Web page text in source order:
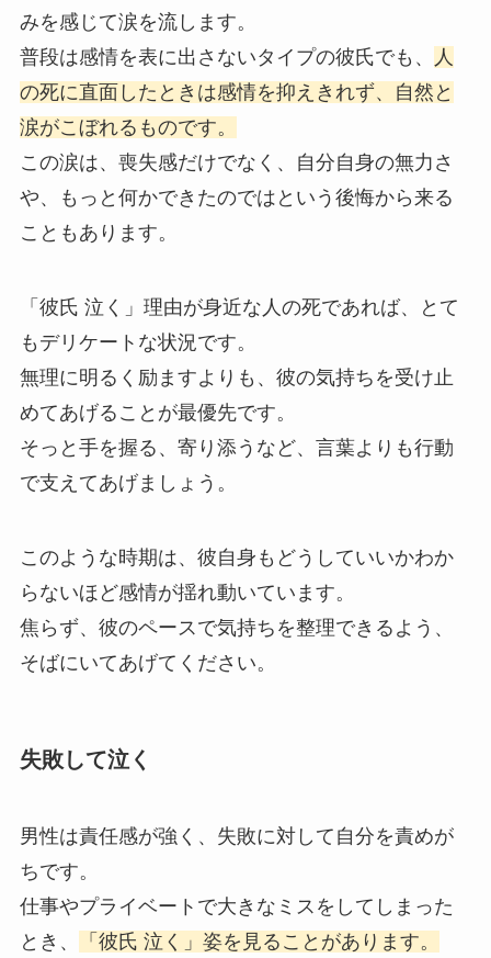
みを感じて涙を流します。
普段は感情を表に出さないタイプの彼氏でも、
人
の死に直面したときは感情を抑えきれず、自然と
涙がこぼれるものです。
この涙は、喪失感だけでなく、自分自身の無力さ
や、もっと何かできたのではという後悔から来る
こともあります。
「彼氏 泣く」理由が身近な人の死であれば、とて
もデリケートな状況です。
無理に明るく励ますよりも、彼の気持ちを受け止
めてあげることが最優先です。
そっと手を握る、寄り添うなど、言葉よりも行動
で支えてあげましょう。
このような時期は、彼自身もどうしていいかわか
らないほど感情が揺れ動いています。
焦らず、彼のペースで気持ちを整理できるよう、
そばにいてあげてください。
失敗して泣く
男性は責任感が強く、失敗に対して自分を責めが
ちです。
仕事やプライベートで大きなミスをしてしまった
とき、
「彼氏 泣く」姿を見ることがあります。